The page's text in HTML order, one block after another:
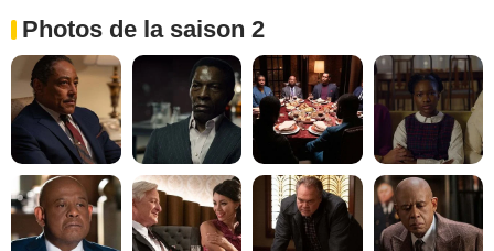
Photos de la saison 2